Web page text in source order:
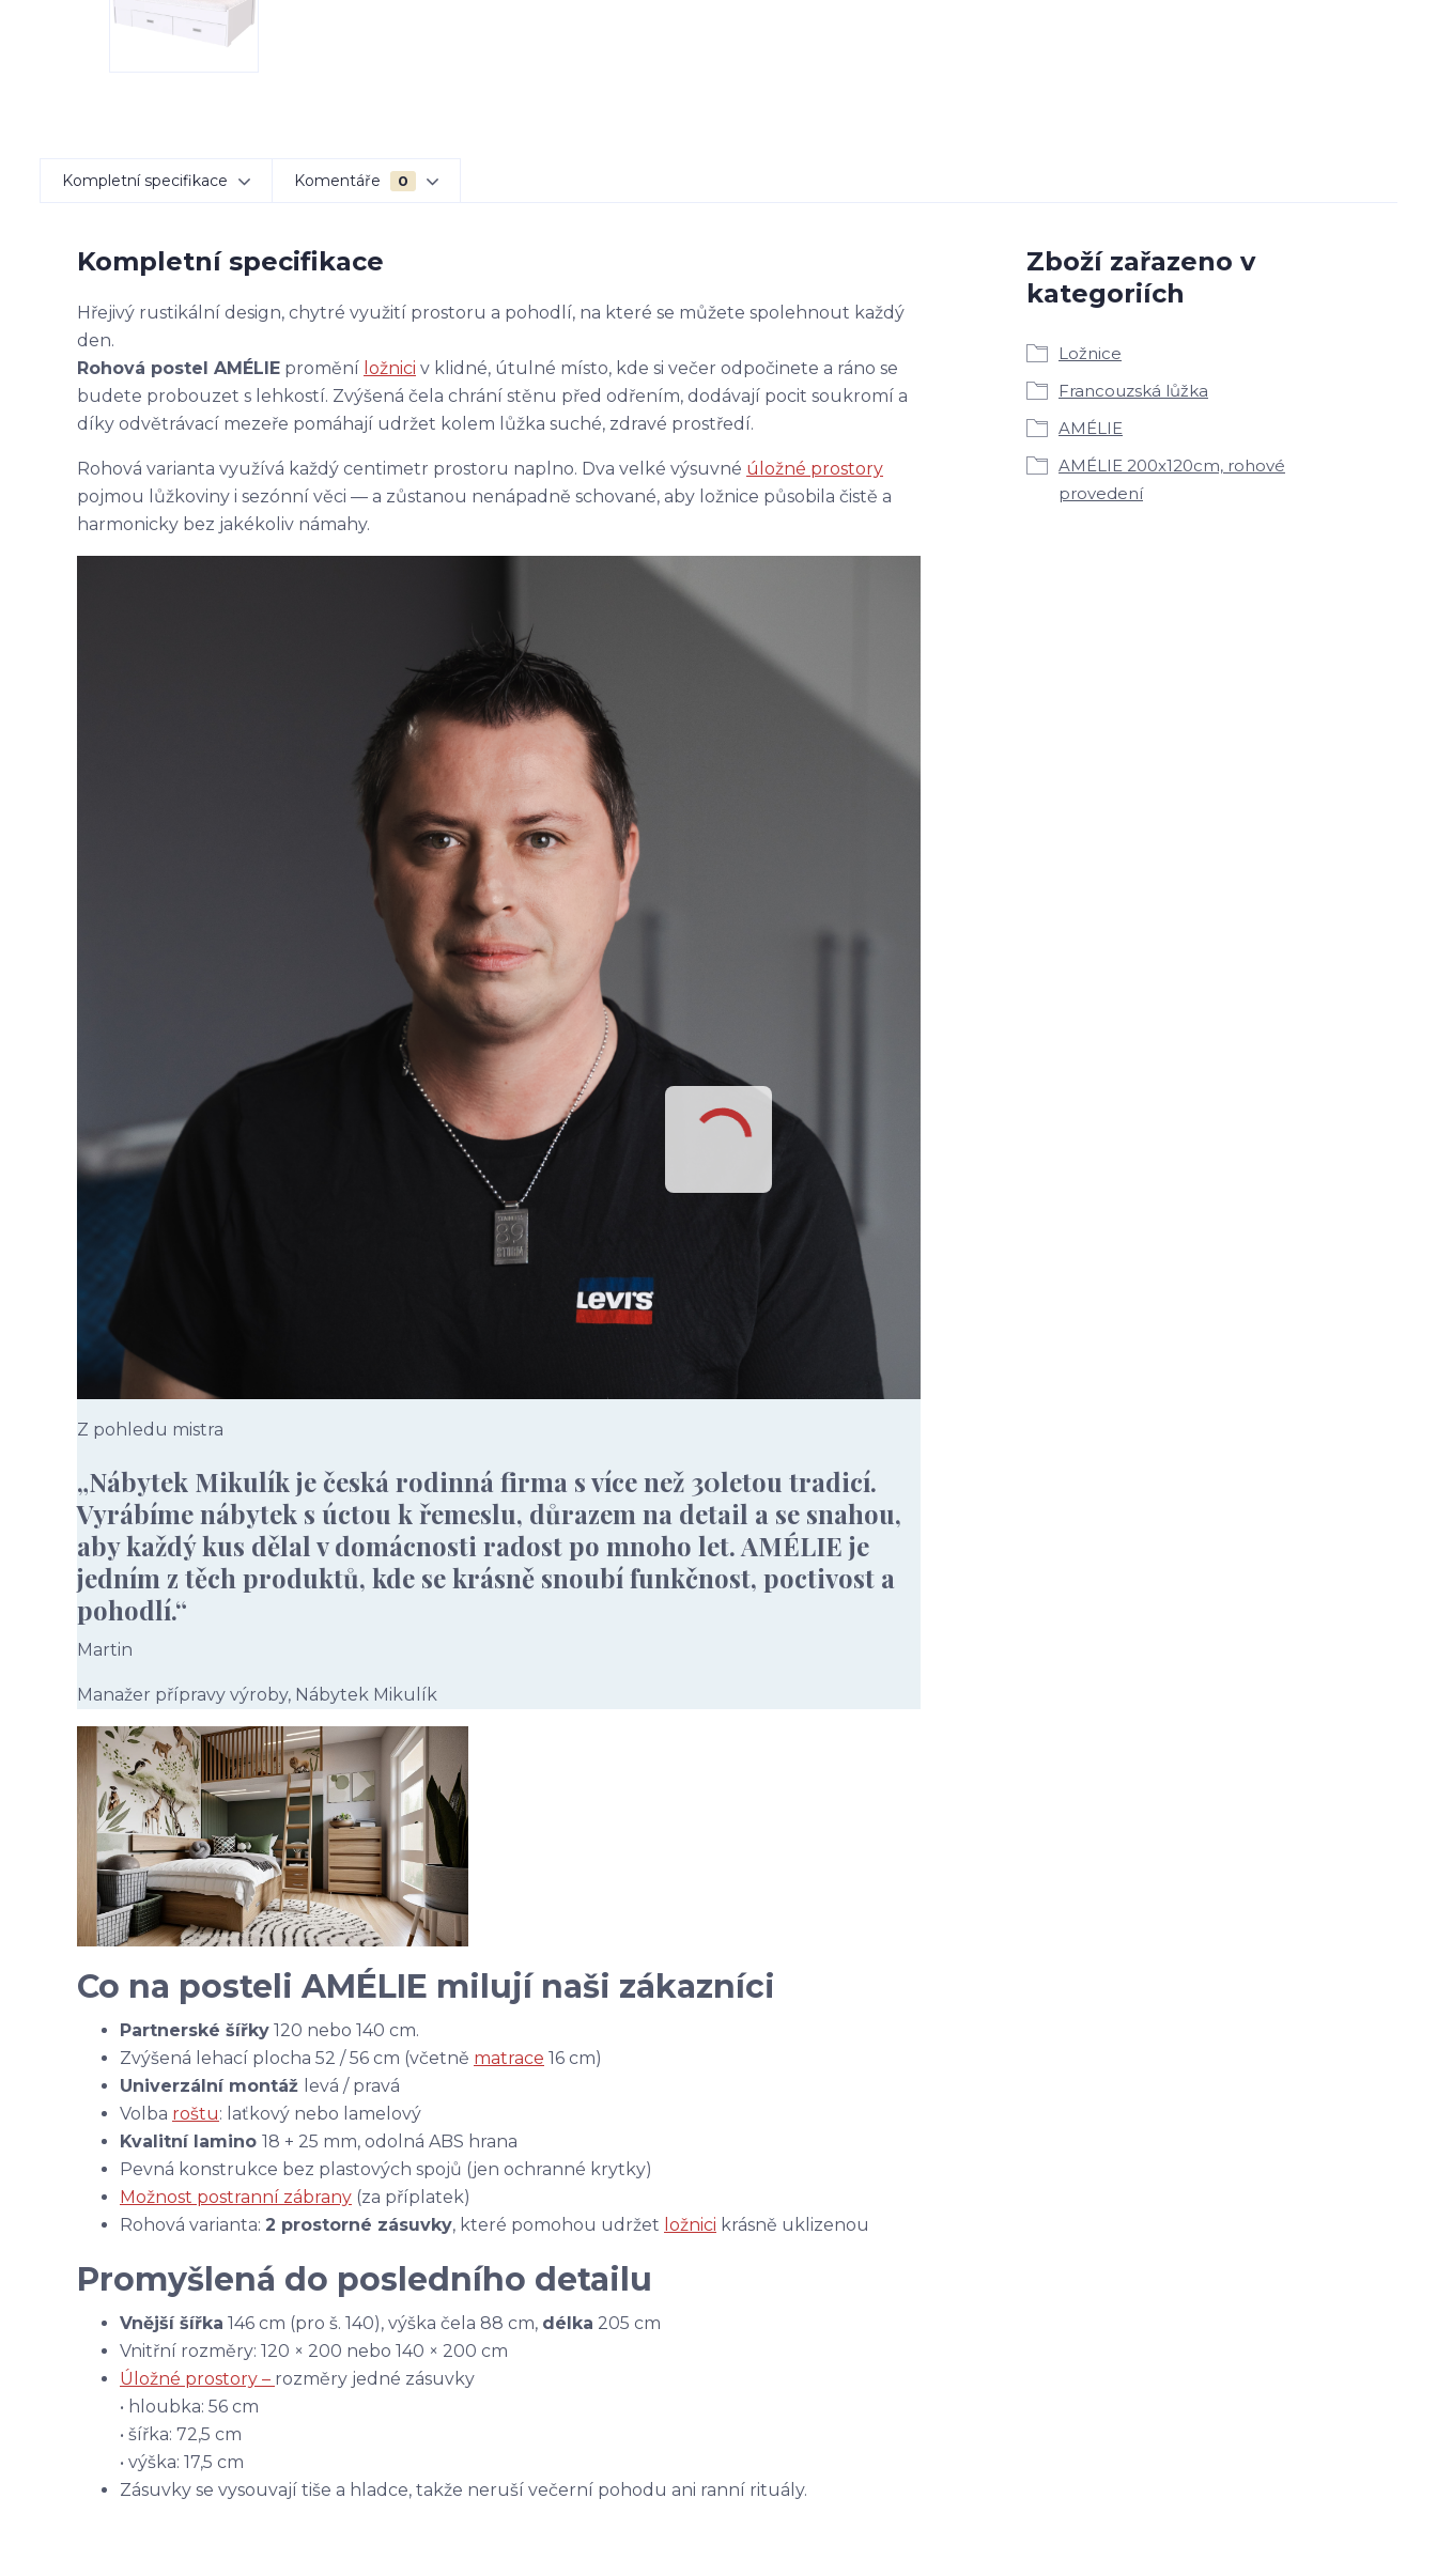
Kompletní specifikace Komentáře 0
Kompletní specifikace
Hřejivý rustikální design, chytré využití prostoru a pohodlí, na které se můžete spolehnout každý
den.
Rohová postel AMÉLIE promění ložnici v klidné, útulné místo, kde si večer odpočinete a ráno se
budete probouzet s lehkostí. Zvýšená čela chrání stěnu před odřením, dodávají pocit soukromí a
díky odvětrávací mezeře pomáhají udržet kolem lůžka suché, zdravé prostředí.
Rohová varianta využívá každý centimetr prostoru naplno. Dva velké výsuvné úložné prostory
pojmou lůžkoviny i sezónní věci — a zůstanou nenápadně schované, aby ložnice působila čistě a
harmonicky bez jakékoliv námahy.
Z pohledu mistra
„Nábytek Mikulík je česká rodinná firma s více než 30letou tradicí.
Vyrábíme nábytek s úctou k řemeslu, důrazem na detail a se snahou,
aby každý kus dělal v domácnosti radost po mnoho let. AMÉLIE je
jedním z těch produktů, kde se krásně snoubí funkčnost, poctivost a
pohodlí.“
Martin
Manažer přípravy výroby, Nábytek Mikulík
Co na posteli AMÉLIE milují naši zákazníci
Partnerské šířky 120 nebo 140 cm.
Zvýšená lehací plocha 52 / 56 cm (včetně matrace 16 cm)
Univerzální montáž levá / pravá
Volba roštu: laťkový nebo lamelový
Kvalitní lamino 18 + 25 mm, odolná ABS hrana
Pevná konstrukce bez plastových spojů (jen ochranné krytky)
Možnost postranní zábrany (za příplatek)
Rohová varianta: 2 prostorné zásuvky, které pomohou udržet ložnici krásně uklizenou
Promyšlená do posledního detailu
Vnější šířka 146 cm (pro š. 140), výška čela 88 cm, délka 205 cm
Vnitřní rozměry: 120 × 200 nebo 140 × 200 cm
Úložné prostory – rozměry jedné zásuvky
• hloubka: 56 cm
• šířka: 72,5 cm
• výška: 17,5 cm
Zásuvky se vysouvají tiše a hladce, takže neruší večerní pohodu ani ranní rituály.
Zboží zařazeno v
kategoriích
Ložnice
Francouzská lůžka
AMÉLIE
AMÉLIE 200x120cm, rohové
provedení